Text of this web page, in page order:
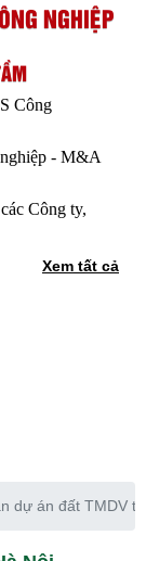
NGHIỆP
Công
nghiệp - M&A
Công ty,
Xem tất cả
dự án đất TMDV